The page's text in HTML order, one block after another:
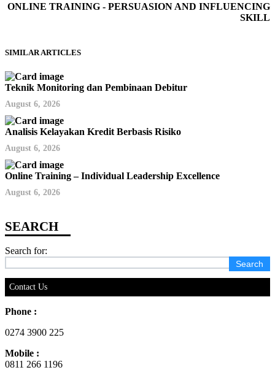
ONLINE TRAINING - PERSUASION AND INFLUENCING
SKILL
SIMILAR ARTICLES
Teknik Monitoring dan Pembinaan Debitur
August 6, 2026
Analisis Kelayakan Kredit Berbasis Risiko
August 6, 2026
Online Training – Individual Leadership Excellence
August 6, 2026
Search for:
Contact Us
Phone :
0274 3900 225
Mobile :
0811 266 1196